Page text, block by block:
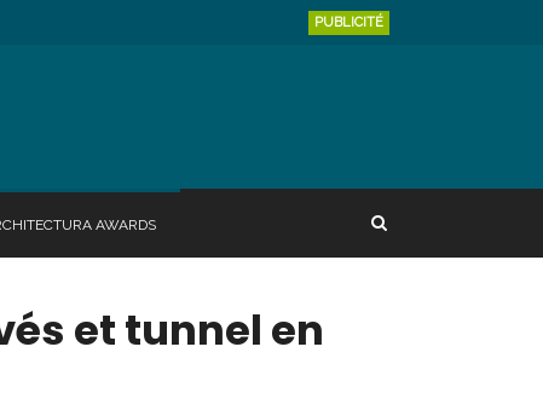
PUBLICITÉ
AWARDS
et tunnel en